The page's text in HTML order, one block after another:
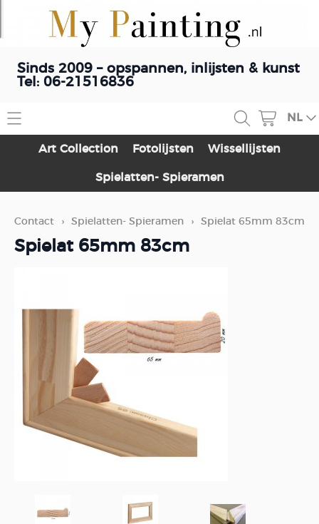
Sinds 2009 – opspannen, inlijsten & kunst
Tel: 06-21516836
Home
Contact
Webshop
Art Collection
Fotolijsten
Spielatten- Spieramen
Schilderij opspannen
NL
Art Collection Fotolijsten Wissellijsten
Spielatten- Spieramen
Contact › Spielatten- Spieramen › Spielat 65mm 83cm
Spielat 65mm 83cm